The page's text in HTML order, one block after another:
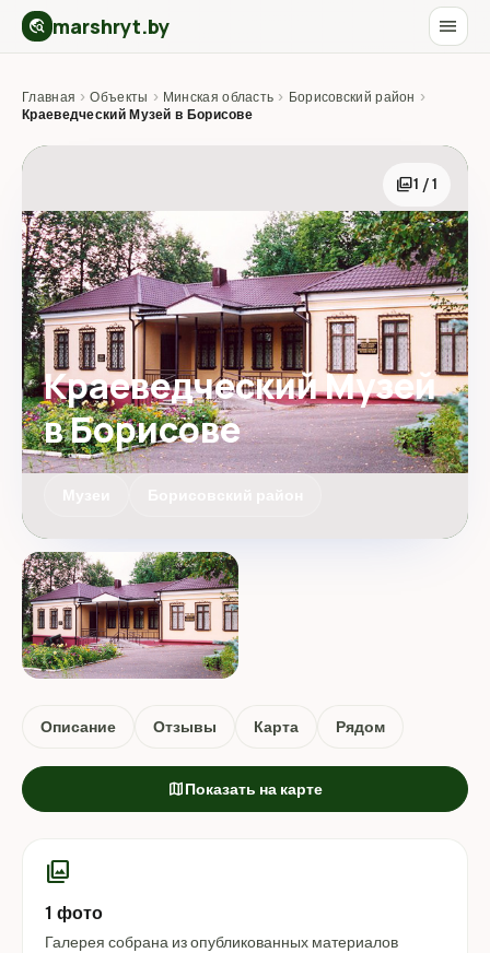
travel_explore marshryt.by menu
Главная › Объекты › Минская область › Борисовский район ›
Краеведческий Музей в Борисове
photo_library1 / 1
Краеведческий Музей
в Борисове
Описание Отзывы Карта Рядом
mapПоказать на карте
photo_library
1 фото
Галерея собрана из опубликованных материалов